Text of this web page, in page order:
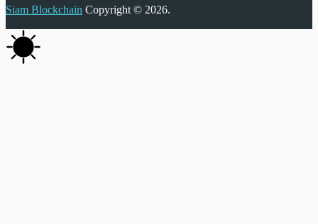
Siam Blockchain Copyright © 2026.